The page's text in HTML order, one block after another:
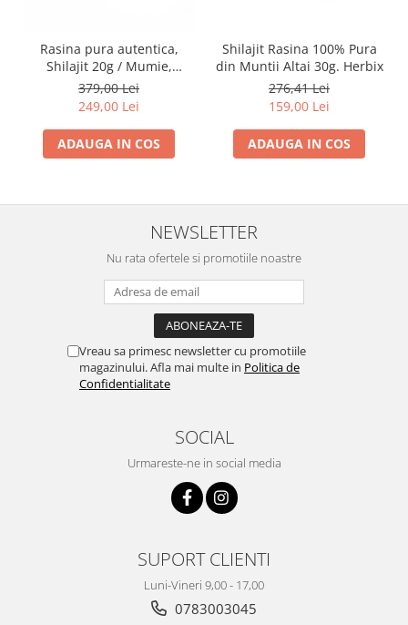
Rasina pura autentica,
Shilajit 20g / Mumie,
Vitamine si Micronutrienti -
Vitadote
379,00 Lei
249,00 Lei
ADAUGA IN COS
Shilajit Rasina 100% Pura
din Muntii Altai 30g. Herbix
276,41 Lei
159,00 Lei
ADAUGA IN COS
NEWSLETTER
Nu rata ofertele si promotiile noastre
Vreau sa primesc newsletter cu promotiile
magazinului. Afla mai multe in Politica de
Confidentialitate
SOCIAL
Urmareste-ne in social media
SUPORT CLIENTI
Luni-Vineri 9,00 - 17,00
0783003045